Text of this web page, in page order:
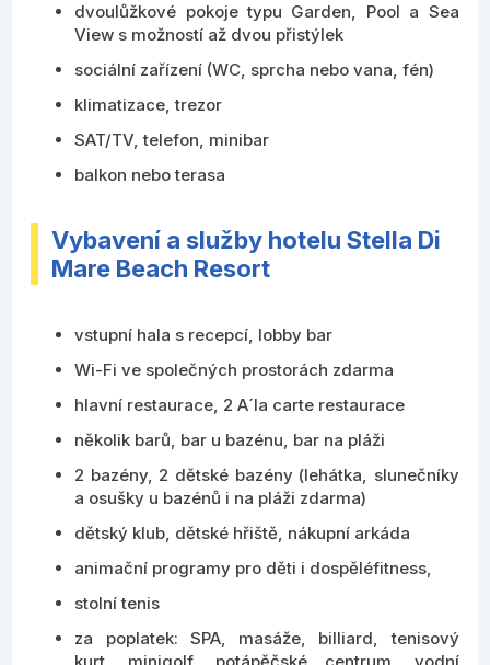
dvoulůžkové pokoje typu Garden, Pool a Sea
View s možností až dvou přistýlek
sociální zařízení (WC, sprcha nebo vana, fén)
klimatizace, trezor
SAT/TV, telefon, minibar
balkon nebo terasa
Vybavení a služby hotelu Stella Di
Mare Beach Resort
vstupní hala s recepcí, lobby bar
Wi-Fi ve společných prostorách zdarma
hlavní restaurace, 2 A´la carte restaurace
několik barů, bar u bazénu, bar na pláži
2 bazény, 2 dětské bazény (lehátka, slunečníky
a osušky u bazénů i na pláži zdarma)
dětský klub, dětské hřiště, nákupní arkáda
animační programy pro děti i dospěléfitness,
stolní tenis
za poplatek: SPA, masáže, billiard, tenisový
kurt, minigolf, potápěčské centrum, vodní